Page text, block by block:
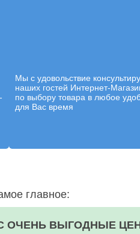
Мы с удовольствие
наших гостей Интернет-
по выбору товара в любое
для Вас время
главное:
ОЧЕНЬ ВЫГОДНЫЕ